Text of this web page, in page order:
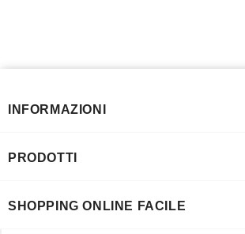
INFORMAZIONI
PRODOTTI
SHOPPING ONLINE FACILE